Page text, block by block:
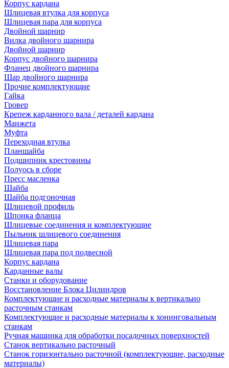
Корпус кардана
Шлицевая втулка для корпуса
Шлицевая пара для корпуса
Двойной шарнир
Вилка двойного шарнира
Двойной шарнир
Корпус двойного шарнира
Фланец двойного шарнира
Шар двойного шарнира
Прочие комплектующие
Гайка
Гровер
Крепеж карданного вала / деталей кардана
Манжета
Муфта
Переходная втулка
Планшайба
Подшипник крестовины
Полуось в сборе
Пресс масленка
Шайба
Шайба подгоночная
Шлицевой профиль
Шпонка фланца
Шлицевые соединения и комплектующие
Пыльник шлицевого соединения
Шлицевая пара
Шлицевая пара под подвесной
Корпус кардана
Карданные валы
Станки и оборудование
Восстановление Блока Цилиндров
Комплектующие и расходные материалы к вертикально
расточным станкам
Комплектующие и расходные материалы к хонинговальным
станкам
Ручная машинка для обработки посадочных поверхностей
Станок вертикально расточный
Станок горизонтально расточной (комплектующие, расходные
материалы)